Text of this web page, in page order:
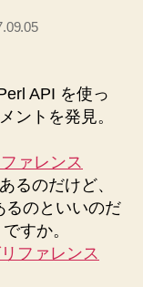
API を使っ
ントを発見。
ァレンス
るのだけど、
るのといいのだ
すか。
ファレンス